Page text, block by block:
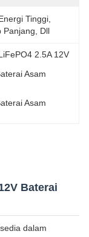
Tinggi,
Panjang, Dll
2.5A 12V
Asam
Asam
Baterai
dalam